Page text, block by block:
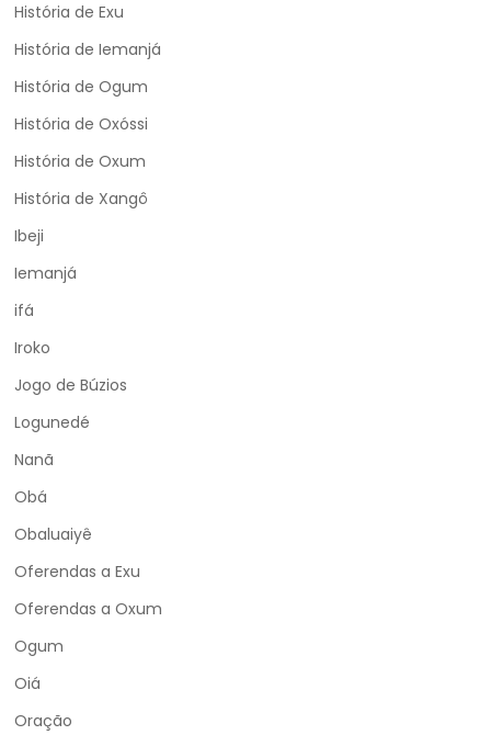
História de Exu
História de Iemanjá
História de Ogum
História de Oxóssi
História de Oxum
História de Xangô
Ibeji
Iemanjá
ifá
Iroko
Jogo de Búzios
Logunedé
Nanã
Obá
Obaluaiyê
Oferendas a Exu
Oferendas a Oxum
Ogum
Oiá
Oração